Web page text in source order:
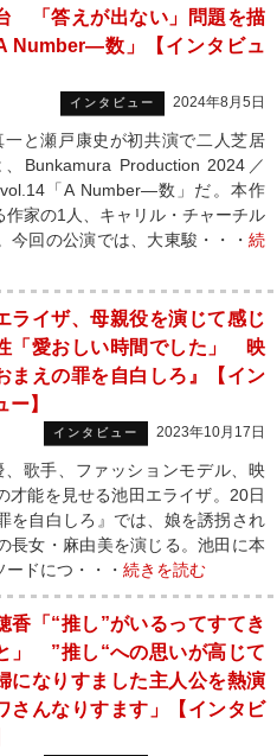
「答えが出ない」問題を描
Number―数」【インタビュ
インタビュー 2024年8月5日
と瀬戸康史が初共演で二人芝居
Bunkamura Production 2024／
vol.14「A Number―数」だ。本作
家の1人、キャリル・チャーチル
今回の公演では、大東駿・・・ 続
ライザ、母親役を演じて感じ
「愛おしい時間でした」 映
まえの罪を自白しろ』【イン
ー】
インタビュー 2023年10月17日
歌手、ファッションモデル、映
才能を見せる池田エライザ。20日
を自白しろ』では、娘を誘拐され
長女・麻由美を演じる。池田に本
ドにつ・・・ 続きを読む
香「“推し”がいるってすてき
」 ”推し“への思いが高じて
になりすました主人公を熱演
さんなりすます」【インタビ